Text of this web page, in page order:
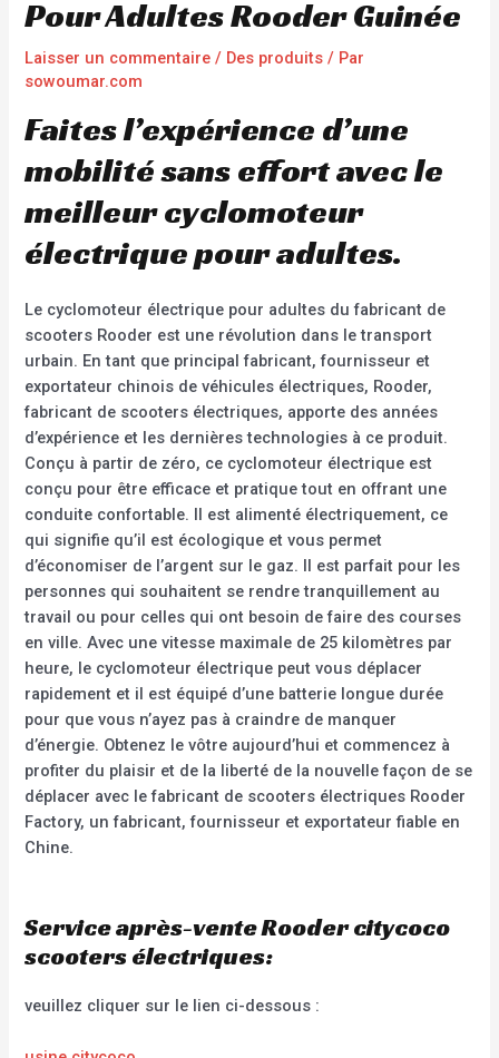
Pour Adultes Rooder Guinée
Laisser un commentaire / Des produits / Par
sowoumar.com
Faites l’expérience d’une
mobilité sans effort avec le
meilleur cyclomoteur
électrique pour adultes.
Le cyclomoteur électrique pour adultes du fabricant de
scooters Rooder est une révolution dans le transport
urbain. En tant que principal fabricant, fournisseur et
exportateur chinois de véhicules électriques, Rooder,
fabricant de scooters électriques, apporte des années
d’expérience et les dernières technologies à ce produit.
Conçu à partir de zéro, ce cyclomoteur électrique est
conçu pour être efficace et pratique tout en offrant une
conduite confortable. Il est alimenté électriquement, ce
qui signifie qu’il est écologique et vous permet
d’économiser de l’argent sur le gaz. Il est parfait pour les
personnes qui souhaitent se rendre tranquillement au
travail ou pour celles qui ont besoin de faire des courses
en ville. Avec une vitesse maximale de 25 kilomètres par
heure, le cyclomoteur électrique peut vous déplacer
rapidement et il est équipé d’une batterie longue durée
pour que vous n’ayez pas à craindre de manquer
d’énergie. Obtenez le vôtre aujourd’hui et commencez à
profiter du plaisir et de la liberté de la nouvelle façon de se
déplacer avec le fabricant de scooters électriques Rooder
Factory, un fabricant, fournisseur et exportateur fiable en
Chine.
Service après-vente Rooder citycoco
scooters électriques:
veuillez cliquer sur le lien ci-dessous :